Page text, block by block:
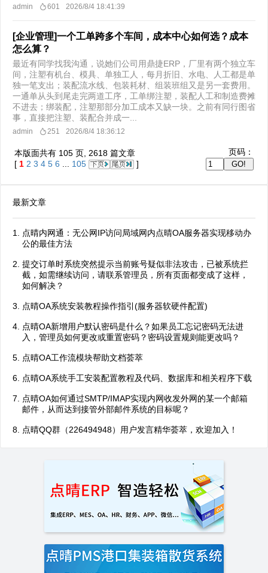
admin 601 2026/8/4 18:41:39
[企业管理]一个工单跨多个车间，成本中心如何选？成本
怎么算？
最近有同学找我沟通，说她们公司用鼎捷ERP，厂里有两个独立车
间，注塑有机台、模具、单独工人，每月折旧、水电、人工都是单
独一笔支出；装配流水线、包装耗材、组装班组又是另一套费用。
一通单从头到尾走完两道工序，工单绑注塑，装配人工和制造费摊
不进去；绑装配，注塑那部分加工成本又缺一块。之前有同行图省
事，直接把注塑、装配合并成一...
admin 251 2026/8/4 18:36:12
本版面共有 105 页, 2618 篇文章
[ 1 2 3 4 5 6 105 ]
页码：
最新文章
点晴内网通：无公网IP访问局域网内点晴OA服务器实现移动办
公的最佳方法
提交订单时系统突然提示当前账号疑似非法攻击，已被系统拦
截，如需继续访问，请联系管理员，所有页面都变成了这样，
如何解决？
点晴OA系统安装教程操作指引(服务器软硬件配置)
点晴OA新增用户默认密码是什么？如果员工忘记密码无法进
入，管理员如何更改或重置密码？密码设置规则能更改吗？
点晴OA工作流模块帮助文档荟萃
点晴OA系统手工安装配置教程及代码、数据库和相关程序下载
点晴OA如何通过SMTP/IMAP实现内网收发外网的某一个邮箱
邮件，从而达到接管外部邮件系统的目标呢？
点晴QQ群（226494948）用户发言精华荟萃，欢迎加入！